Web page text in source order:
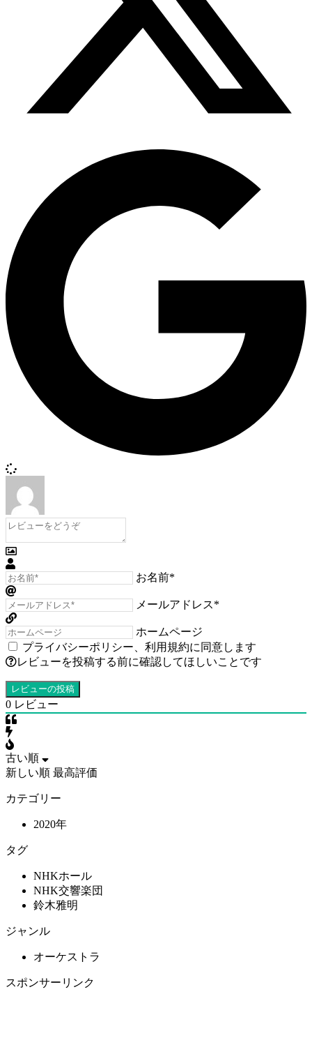
お名前*
メールアドレス*
ホームページ
プライバシーポリシー
利用規約に同意します
レビューを投稿する前に確認してほしいことです
0 レビュー
古い順
新しい順 最高評価
カテゴリー
2020年
タグ
NHKホール
NHK交響楽団
鈴木雅明
ジャンル
オーケストラ
スポンサーリンク